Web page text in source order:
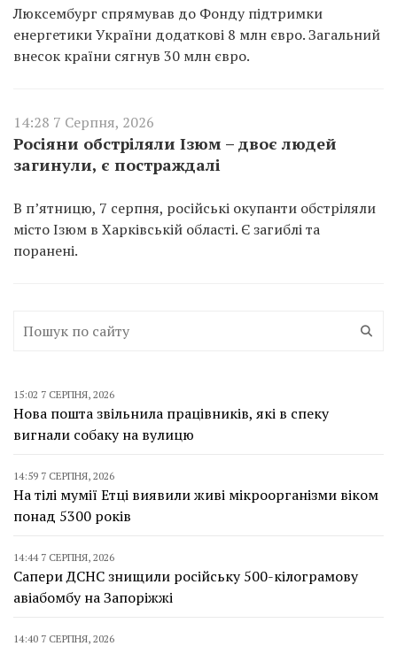
Люксембург спрямував до Фонду підтримки
енергетики України додаткові 8 млн євро. Загальний
внесок країни сягнув 30 млн євро.
14:28 7 Серпня, 2026
Росіяни обстріляли Ізюм – двоє людей
загинули, є постраждалі
В п’ятницю, 7 серпня, російські окупанти обстріляли
місто Ізюм в Харківській області. Є загиблі та
поранені.
15:02 7 СЕРПНЯ, 2026
Нова пошта звільнила працівників, які в спеку
вигнали собаку на вулицю
14:59 7 СЕРПНЯ, 2026
На тілі мумії Етці виявили живі мікроорганізми віком
понад 5300 років
14:44 7 СЕРПНЯ, 2026
Сапери ДСНС знищили російську 500-кілограмову
авіабомбу на Запоріжжі
14:40 7 СЕРПНЯ, 2026